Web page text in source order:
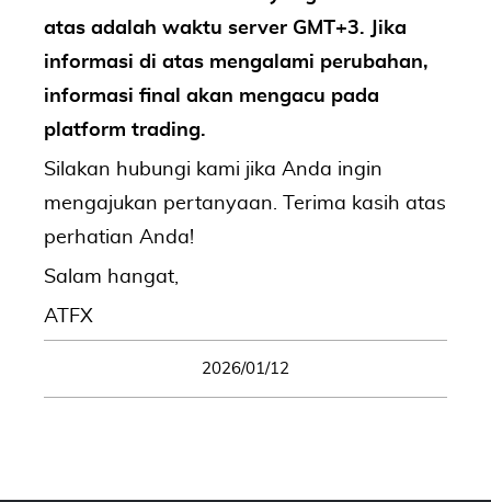
atas adalah waktu server GMT+3. Jika
informasi di atas mengalami perubahan,
informasi final akan mengacu pada
platform trading.
Silakan hubungi kami jika Anda ingin
mengajukan pertanyaan. Terima kasih atas
perhatian Anda!
Salam hangat,
ATFX
2026/01/12